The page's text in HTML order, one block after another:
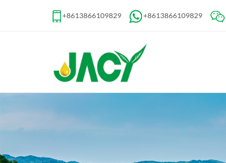
+8613866109829 +8613866109829